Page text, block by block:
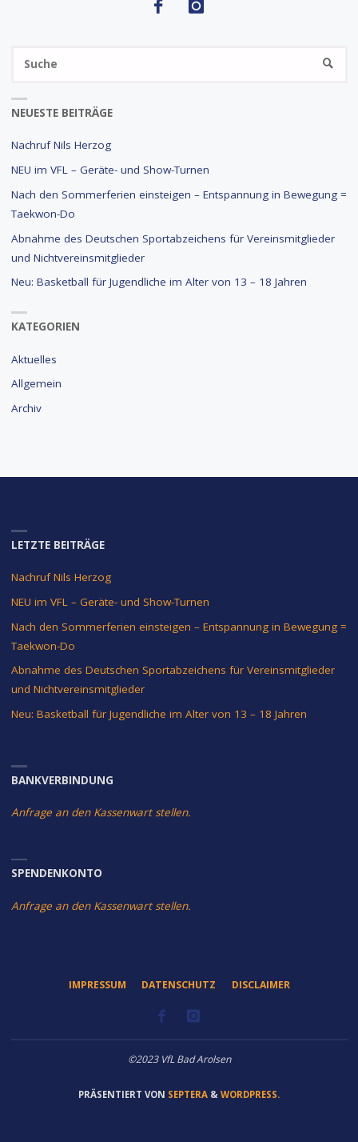
SUCHE
NEUESTE BEITRÄGE
Nachruf Nils Herzog
NEU im VFL – Geräte- und Show-Turnen
Nach den Sommerferien einsteigen – Entspannung in Bewegung =
Taekwon-Do
Abnahme des Deutschen Sportabzeichens für Vereinsmitglieder
und Nichtvereinsmitglieder
Neu: Basketball für Jugendliche im Alter von 13 – 18 Jahren
KATEGORIEN
Aktuelles
Allgemein
Archiv
LETZTE BEITRÄGE
Nachruf Nils Herzog
NEU im VFL – Geräte- und Show-Turnen
Nach den Sommerferien einsteigen – Entspannung in Bewegung =
Taekwon-Do
Abnahme des Deutschen Sportabzeichens für Vereinsmitglieder
und Nichtvereinsmitglieder
Neu: Basketball für Jugendliche im Alter von 13 – 18 Jahren
BANKVERBINDUNG
Anfrage an den Kassenwart stellen.
SPENDENKONTO
Anfrage an den Kassenwart stellen.
IMPRESSUM DATENSCHUTZ DISCLAIMER
©2023 VfL Bad Arolsen
PRÄSENTIERT VON SEPTERA & WORDPRESS.